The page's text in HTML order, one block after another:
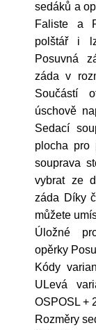
sedáků a
Faliste a
polštář i
Posuvná
záda v
Součástí
úschově
Sedací
plocha pro
souprava
vybrat ze
záda Díky
můžete
Úložné
opěrky
Kódy
ULevá
OSPOSL +
Rozměry